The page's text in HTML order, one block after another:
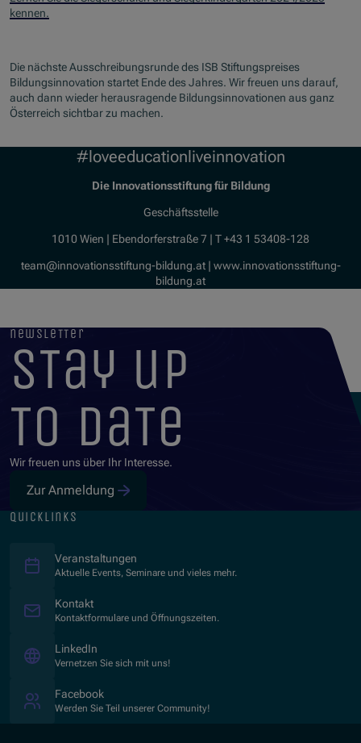
kennen.
Die nächste Ausschreibungsrunde des ISB Stiftungspreises
Bildungsinnovation startet Ende des Jahres. Wir freuen uns darauf,
auch dann wieder herausragende Bildungsinnovationen aus ganz
Österreich sichtbar zu machen.
#loveeducationliveinnovation
Die Innovationsstiftung für Bildung
Geschäftsstelle
1010 Wien | Ebendorferstraße 7 | T +43 1 53408-128
team@innovationsstiftung-bildung.at | www.innovationsstiftung-
bildung.at
newsletter
stay up
to date
Wir freuen uns über Ihr Interesse.
Zur Anmeldung
quicklinks
Veranstaltungen
Aktuelle Events, Seminare und vieles mehr.
Kontakt
Kontaktformulare und Öffnungszeiten.
LinkedIn
Vernetzen Sie sich mit uns!
Facebook(Öffnet in neuem Fenster)
Werden Sie Teil unserer Community!